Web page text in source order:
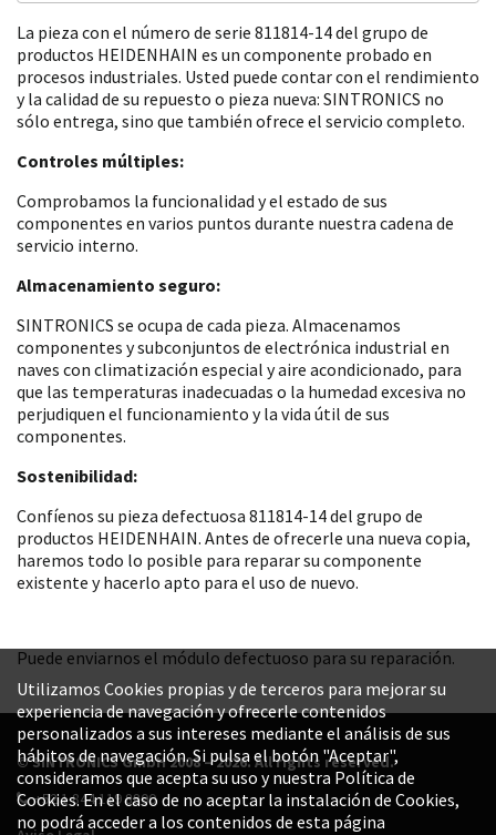
La pieza con el número de serie 811814-14 del grupo de
productos HEIDENHAIN es un componente probado en
procesos industriales. Usted puede contar con el rendimiento
y la calidad de su repuesto o pieza nueva: SINTRONICS no
sólo entrega, sino que también ofrece el servicio completo.
Controles múltiples:
Comprobamos la funcionalidad y el estado de sus
componentes en varios puntos durante nuestra cadena de
servicio interno.
Almacenamiento seguro:
SINTRONICS se ocupa de cada pieza. Almacenamos
componentes y subconjuntos de electrónica industrial en
naves con climatización especial y aire acondicionado, para
que las temperaturas inadecuadas o la humedad excesiva no
perjudiquen el funcionamiento y la vida útil de sus
componentes.
Sostenibilidad:
Confíenos su pieza defectuosa 811814-14 del grupo de
productos HEIDENHAIN. Antes de ofrecerle una nueva copia,
haremos todo lo posible para reparar su componente
existente y hacerlo apto para el uso de nuevo.
Puede enviarnos el módulo defectuoso para su reparación.
© SINTRONICS GmbH 2008 – 2026. All rights reserved.
+52 1 844 119 8800
Utilizamos Cookies propias y de terceros para mejorar su
experiencia de navegación y ofrecerle contenidos
personalizados a sus intereses mediante el análisis de sus
hábitos de navegación. Si pulsa el botón "Aceptar",
consideramos que acepta su uso y nuestra Política de
Cookies. En el caso de no aceptar la instalación de Cookies,
no podrá acceder a los contenidos de esta página